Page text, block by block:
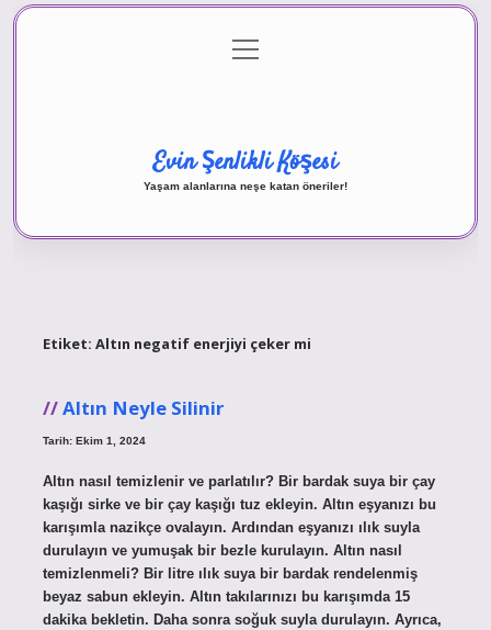
Gizlilik Politikası
menüyü
aç
Evin Şenlikli Köşesi
Yaşam alanlarına neşe katan öneriler!
Etiket: Altın negatif enerjiyi çeker mi
Altın Neyle Silinir
Tarih: Ekim 1, 2024
Altın nasıl temizlenir ve parlatılır? Bir bardak suya bir çay
kaşığı sirke ve bir çay kaşığı tuz ekleyin. Altın eşyanızı bu
karışımla nazikçe ovalayın. Ardından eşyanızı ılık suyla
durulayın ve yumuşak bir bezle kurulayın. Altın nasıl
temizlenmeli? Bir litre ılık suya bir bardak rendelenmiş
beyaz sabun ekleyin. Altın takılarınızı bu karışımda 15
dakika bekletin. Daha sonra soğuk suyla durulayın. Ayrıca,